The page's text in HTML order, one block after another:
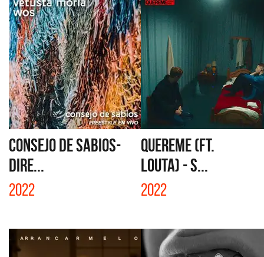
CONSEJO DE SABIOS-
DIRE...
2022
QUEREME (FT.
LOUTA) - S...
2022